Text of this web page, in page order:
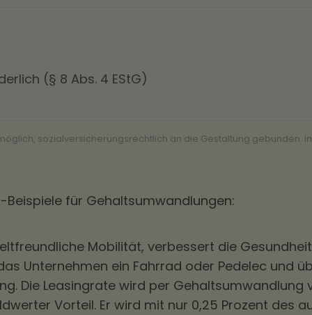
(§ 8 Abs. 4 EStG)
sozialversicherungsrechtlich an die Gestaltung gebunden.
für Gehaltsumwandlungen:
Mobilität, verbessert die
Unternehmen ein Fahrrad oder Pedelec und
Die Leasingrate wird per Gehaltsumwandlung
Vorteil. Er wird mit nur 0,25 Prozent des